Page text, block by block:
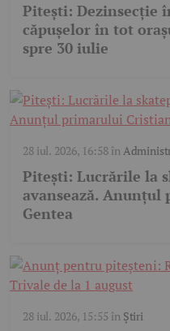
Pitești: Dezinsecție
căpușelor în tot
spre 30 iulie
28 iul. 2026, 16:58în
Pitești: Lucrările la
avansează.
Gentea
28 iul. 2026, 15:55 în Știri